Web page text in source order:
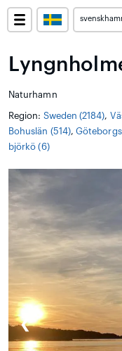
Naturhamn
Region: Sweden (2184),
Bohuslän (514),
björkö (6)
❮